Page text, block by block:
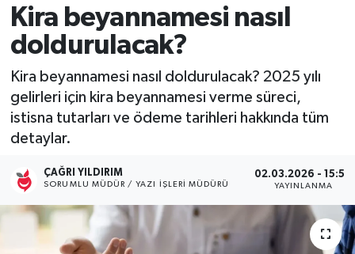
Kira beyannamesi nasıl
doldurulacak?
Kira beyannamesi nasıl doldurulacak? 2025 yılı
gelirleri için kira beyannamesi verme süreci,
istisna tutarları ve ödeme tarihleri hakkında tüm
detaylar.
ÇAĞRI YILDIRIM
SORUMLU MÜDÜR / YAZI İŞLERI MÜDÜRÜ
02.03.2026 - 15:59
YAYINLANMA
Genel
Güncel
Güvenlik
Medya
Tüm Manşetler
Son Dakika Haberleri
Haber Arşivi